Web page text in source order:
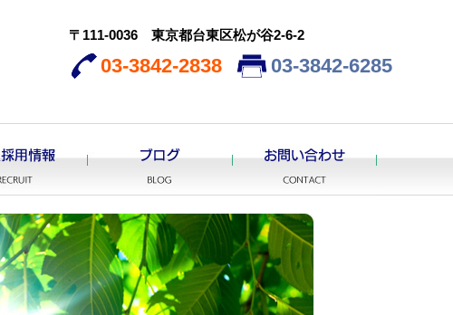
〒111-0036 東京都台東区松が谷2-6-2
03-3842-2838 03-3842-6285